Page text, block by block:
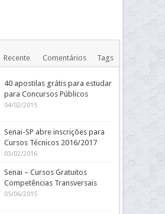
Recente Comentários Tags
40 apostilas grátis para estudar
para Concursos Públicos
04/02/2015
Senai-SP abre inscrições para
Cursos Técnicos 2016/2017
03/02/2016
Senai – Cursos Gratuitos
Competências Transversais
05/06/2015